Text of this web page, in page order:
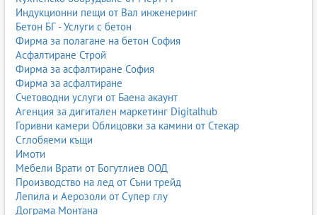
Индукционни пещи от Вал инженеринг
Бетон БГ - Услуги с бетон
Фирма за полагане на бетон София
Асфалтиране Строй
Фирма за асфалтиране София
Фирма за асфалтиране
Счетоводни услуги от Баена акаунт
Агенция за дигитален маркетинг Digitalhub
Горивни камери Облицовки за камини от Стекар
Сглобяеми къщи
Имоти
Мебели Врати от Богутлиев ООД
Производство на лед от Съни трейд
Лепила и Аерозоли от Супер глу
Дограма Монтана